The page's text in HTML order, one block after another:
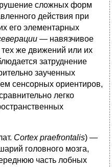
сложных форм
действия при
его элементарных
— навязчивое
же движений или их
затруднение
заученных
сенсорных ориентиров,
легко
Cortex praefrontalis) —
головного мозга,
часть лобных